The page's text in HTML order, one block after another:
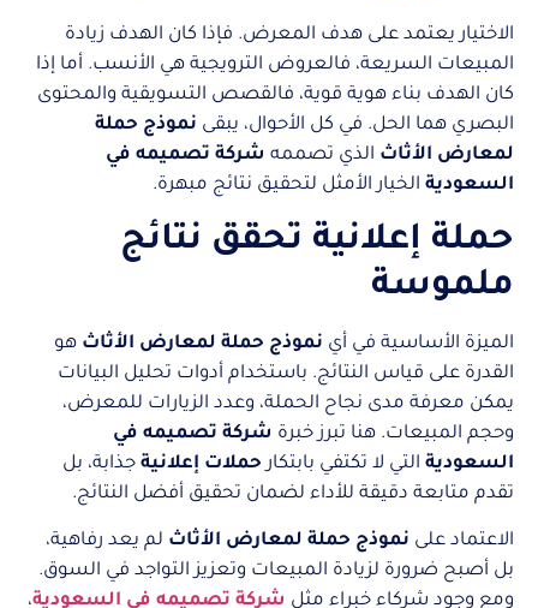
الاختيار يعتمد على هدف المعرض. فإذا كان الهدف زيادة
المبيعات السريعة، فالعروض الترويجية هي الأنسب. أما إذا
كان الهدف بناء هوية قوية، فالقصص التسويقية والمحتوى
البصري هما الحل. في كل الأحوال، يبقى نموذج حملة
لمعارض الأثاث الذي تصممه شركة تصميمه في
السعودية الخيار الأمثل لتحقيق نتائج مبهرة.
حملة إعلانية تحقق نتائج
ملموسة
الميزة الأساسية في أي نموذج حملة لمعارض الأثاث هو
القدرة على قياس النتائج. باستخدام أدوات تحليل البيانات
يمكن معرفة مدى نجاح الحملة، وعدد الزيارات للمعرض،
وحجم المبيعات. هنا تبرز خبرة شركة تصميمه في
السعودية التي لا تكتفي بابتكار حملات إعلانية جذابة، بل
تقدم متابعة دقيقة للأداء لضمان تحقيق أفضل النتائج.
الاعتماد على نموذج حملة لمعارض الأثاث لم يعد رفاهية،
بل أصبح ضرورة لزيادة المبيعات وتعزيز التواجد في السوق.
ومع وجود شركاء خبراء مثل شركة تصميمه في السعودية،